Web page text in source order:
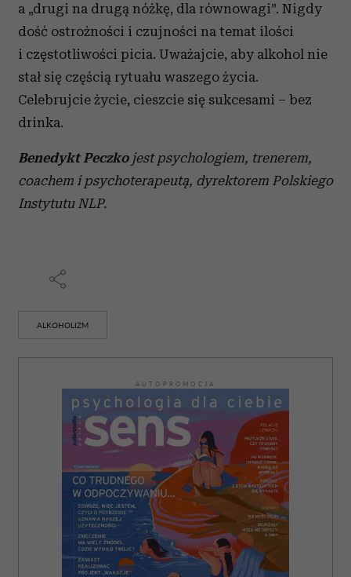
a „drugi na drugą nóżkę, dla równowagi”. Nigdy
dość ostrożności i czujności na temat ilości
i częstotliwości picia. Uważajcie, aby alkohol nie
stał się częścią rytuału waszego życia.
Celebrujcie życie, cieszcie się sukcesami – bez
drinka.
Benedykt Peczkojest psychologiem, trenerem,
coachem i psychoterapeutą, dyrektorem Polskiego
Instytutu NLP.
ALKOHOLIZM
AUTOPROMOCJA